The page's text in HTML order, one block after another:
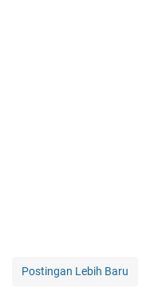
Postingan Lebih Baru